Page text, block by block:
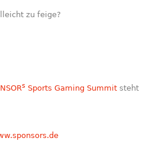
zu feige?
s Sports Gaming Summit steht